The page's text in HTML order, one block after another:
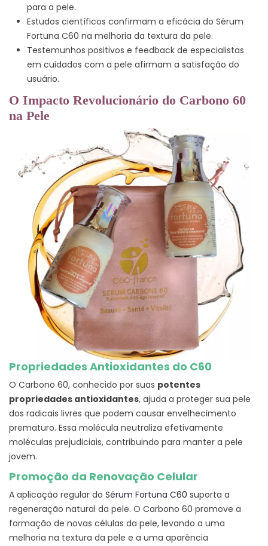
para a pele.
Estudos científicos confirmam a eficácia do Sérum
Fortuna C60 na melhoria da textura da pele.
Testemunhos positivos e feedback de especialistas
em cuidados com a pele afirmam a satisfação do
usuário.
O Impacto Revolucionário do Carbono 60
na Pele
Propriedades Antioxidantes do C60
O Carbono 60, conhecido por suas potentes
propriedades antioxidantes, ajuda a proteger sua pele
dos radicais livres que podem causar envelhecimento
prematuro. Essa molécula neutraliza efetivamente
moléculas prejudiciais, contribuindo para manter a pele
jovem.
Promoção da Renovação Celular
A aplicação regular do Sérum Fortuna C60 suporta a
regeneração natural da pele. O Carbono 60 promove a
formação de novas células da pele, levando a uma
melhoria na textura da pele e a uma aparência